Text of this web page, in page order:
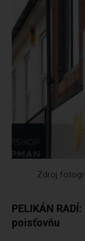
Zdroj
PELIKÁN
poisťovňu